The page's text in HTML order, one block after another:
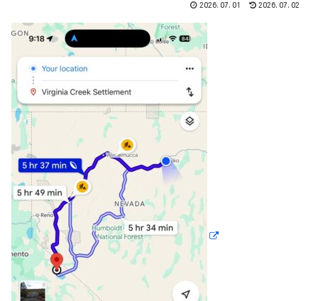
2026.07.01 2026.07.02